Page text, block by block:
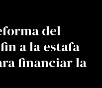
del
a la estafa
financiar la